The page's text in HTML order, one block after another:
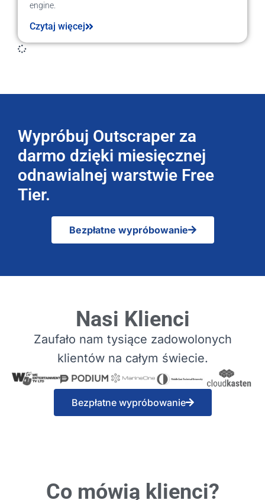
engine.
Czytaj więcej
Wypróbuj Outscraper za
darmo dzięki miesięcznej
odnawialnej warstwie Free
Tier.
Bezpłatne wypróbowanie
Nasi Klienci
Zaufało nam tysiące zadowolonych
klientów na całym świecie.
Bezpłatne wypróbowanie
Co mówią klienci?